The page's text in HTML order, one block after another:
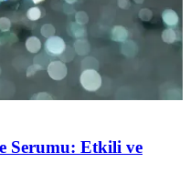
Serumu: Etkili ve